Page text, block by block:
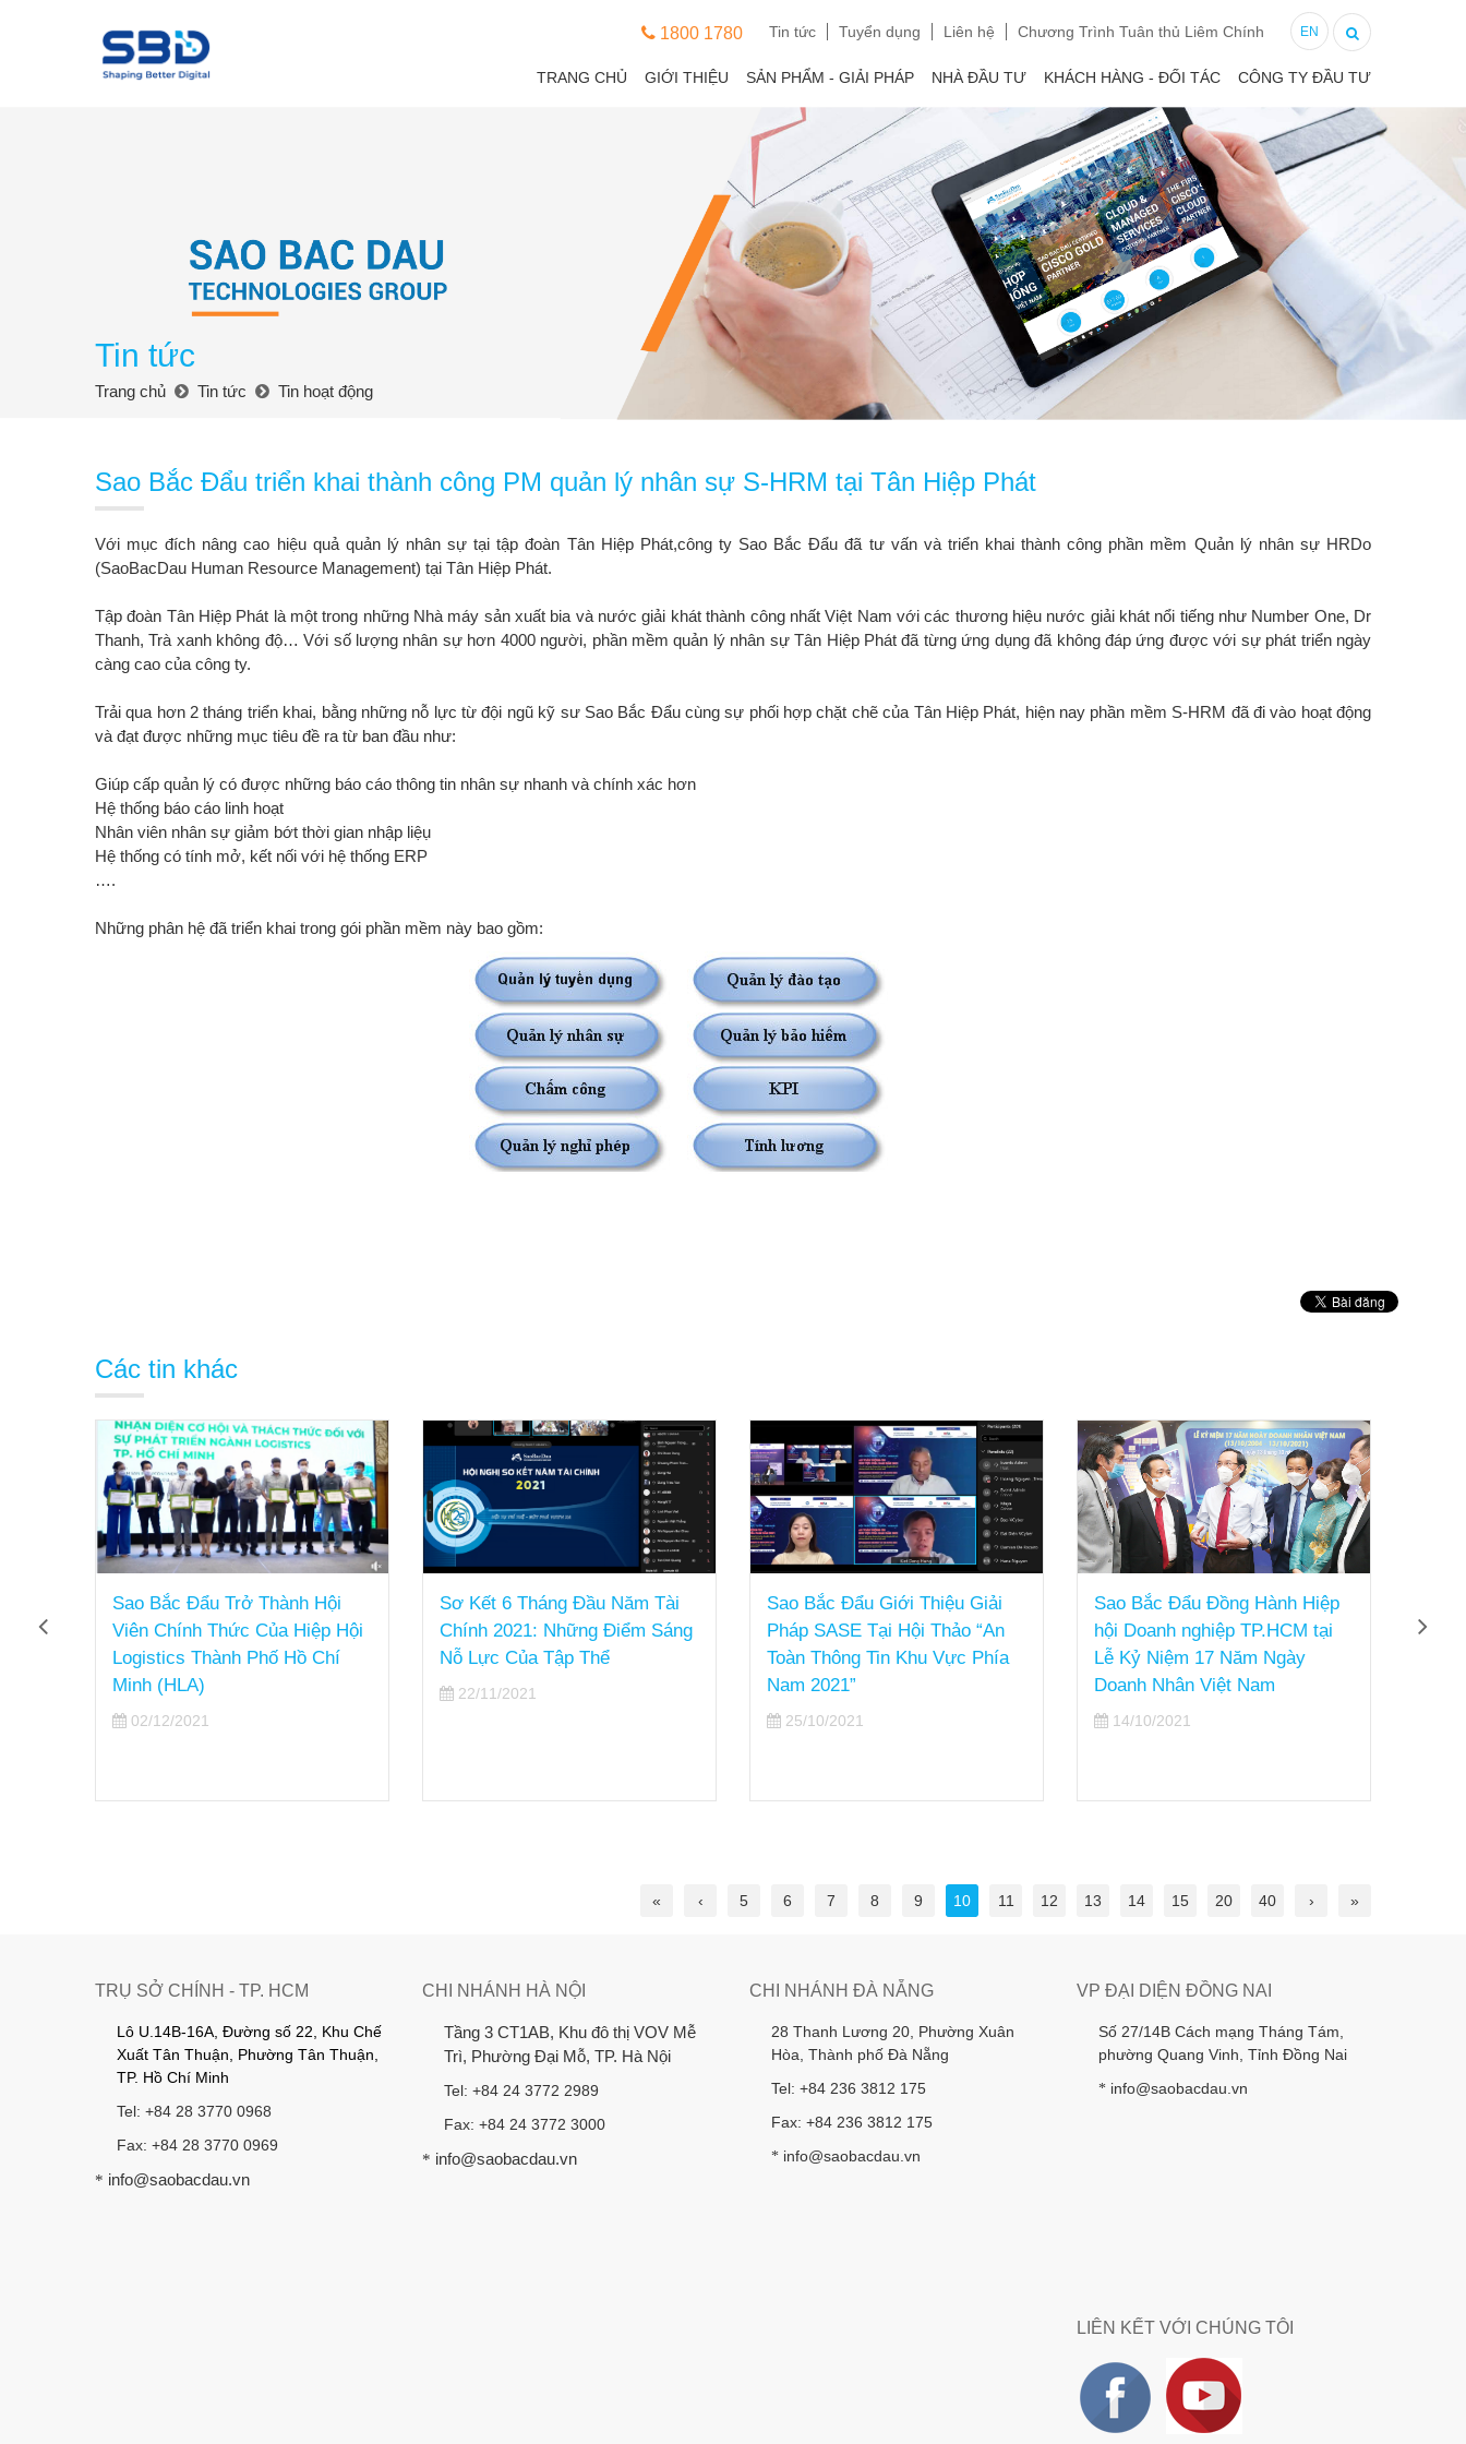
1800 1780 Tin tức Tuyển dụng Liên hệ Chương Trình Tuân thủ Liêm Chính EN
TRANG CHỦ GIỚI THIỆU SẢN PHẨM - GIẢI PHÁP NHÀ ĐẦU TƯ KHÁCH HÀNG - ĐỐI TÁC CÔNG TY ĐẦU TƯ
Tin tức
Trang chủ Tin tức Tin hoạt động
Sao Bắc Đẩu triển khai thành công PM quản lý nhân sự S-HRM tại Tân Hiệp Phát
Với mục đích nâng cao hiệu quả quản lý nhân sự tại tập đoàn Tân Hiệp Phát,công ty Sao Bắc Đẩu đã tư vấn và triển khai thành công phần mềm Quản lý nhân sự HRDo
(SaoBacDau Human Resource Management) tại Tân Hiệp Phát.
Tập đoàn Tân Hiệp Phát là một trong những Nhà máy sản xuất bia và nước giải khát thành công nhất Việt Nam với các thương hiệu nước giải khát nổi tiếng như Number One, Dr
Thanh, Trà xanh không độ… Với số lượng nhân sự hơn 4000 người, phần mềm quản lý nhân sự Tân Hiệp Phát đã từng ứng dụng đã không đáp ứng được với sự phát triển ngày
càng cao của công ty.
Trải qua hơn 2 tháng triển khai, bằng những nỗ lực từ đội ngũ kỹ sư Sao Bắc Đẩu cùng sự phối hợp chặt chẽ của Tân Hiệp Phát, hiện nay phần mềm S-HRM đã đi vào hoạt động
và đạt được những mục tiêu đề ra từ ban đầu như:
Giúp cấp quản lý có được những báo cáo thông tin nhân sự nhanh và chính xác hơn
Hệ thống báo cáo linh hoạt
Nhân viên nhân sự giảm bớt thời gian nhập liệụ
Hệ thống có tính mở, kết nối với hệ thống ERP
….
Những phân hệ đã triển khai trong gói phần mềm này bao gồm:
Các tin khác
Sao Bắc Đẩu Trở Thành Hội
Viên Chính Thức Của Hiệp Hội
Logistics Thành Phố Hồ Chí
Minh (HLA)
02/12/2021
Sơ Kết 6 Tháng Đầu Năm Tài
Chính 2021: Những Điểm Sáng
Nỗ Lực Của Tập Thể
22/11/2021
Sao Bắc Đẩu Giới Thiệu Giải
Pháp SASE Tại Hội Thảo “An
Toàn Thông Tin Khu Vực Phía
Nam 2021”
25/10/2021
Sao Bắc Đẩu Đồng Hành Hiệp
hội Doanh nghiệp TP.HCM tại
Lễ Kỷ Niệm 17 Năm Ngày
Doanh Nhân Việt Nam
14/10/2021
Yếu
« ‹ 5 6 7 8 9 10 11 12 13 14 15 20 40 › »
TRỤ SỞ CHÍNH - TP. HCM
Lô U.14B-16A, Đường số 22, Khu Chế
Xuất Tân Thuận, Phường Tân Thuận,
TP. Hồ Chí Minh
Tel: +84 28 3770 0968
Fax: +84 28 3770 0969
* info@saobacdau.vn
CHI NHÁNH HÀ NỘI
Tầng 3 CT1AB, Khu đô thị VOV Mễ
Trì, Phường Đại Mỗ, TP. Hà Nội
Tel: +84 24 3772 2989
Fax: +84 24 3772 3000
* info@saobacdau.vn
CHI NHÁNH ĐÀ NẴNG
28 Thanh Lương 20, Phường Xuân
Hòa, Thành phố Đà Nẵng
Tel: +84 236 3812 175
Fax: +84 236 3812 175
* info@saobacdau.vn
VP ĐẠI DIỆN ĐỒNG NAI
Số 27/14B Cách mạng Tháng Tám,
phường Quang Vinh, Tỉnh Đồng Nai
* info@saobacdau.vn
LIÊN KẾT VỚI CHÚNG TÔI